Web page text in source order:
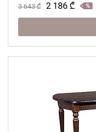
3 643₾ 2 186 ₾